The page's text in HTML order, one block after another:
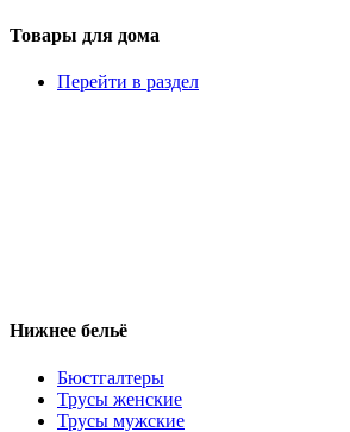
Товары для дома
Перейти в раздел
Нижнее бельё
Бюстгалтеры
Трусы женские
Трусы мужские